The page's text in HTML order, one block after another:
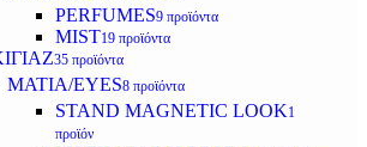
PERFUMES9 προϊόντα
MIST19 προϊόντα
35 προϊόντα
ΜΑΤΙΑ/EYES8 προϊόντα
STAND MAGNETIC LOOK1
προϊόν